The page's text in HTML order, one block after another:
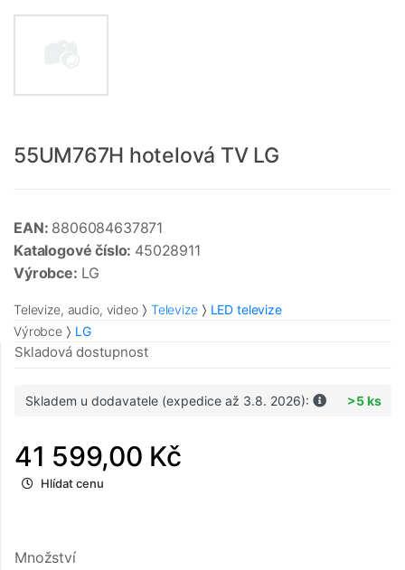
55UM767H hotelová TV LG
EAN: 8806084637871
Katalogové číslo: 45028911
Výrobce: LG
Televize, audio, video Televize
LED televize
Výrobce
LG
Skladová dostupnost
Skladem u dodavatele (expedice až 3.8. 2026): >5 ks
41 599,00 Kč
Hlídat cenu
Množství